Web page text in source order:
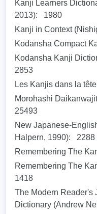
Kanji Learners
2013):
1980
Kanji in Context
Kodansha Compact
Kodansha Kanji
2853
Les Kanjis dans la
Morohashi
25493
New Japanese-
Halpern, 1990):
2288
Remembering The
Remembering The
1418
The Modern Reader's
Dictionary (Andrew